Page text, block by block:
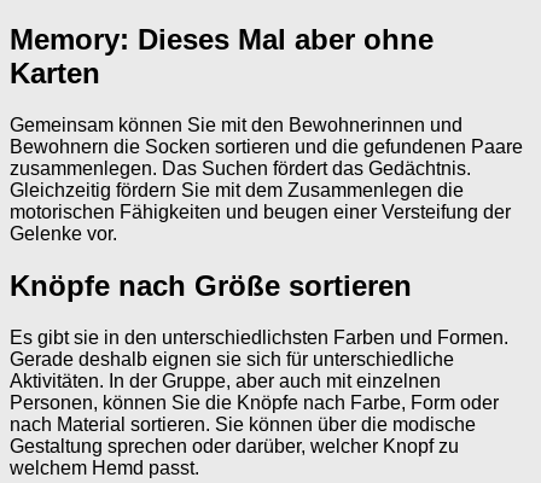
Memory: Dieses Mal aber ohne
Karten
Gemeinsam können Sie mit den Bewohnerinnen und
Bewohnern die Socken sortieren und die gefundenen Paare
zusammenlegen. Das Suchen fördert das Gedächtnis.
Gleichzeitig fördern Sie mit dem Zusammenlegen die
motorischen Fähigkeiten und beugen einer Versteifung der
Gelenke vor.
Knöpfe nach Größe sortieren
Es gibt sie in den unterschiedlichsten Farben und Formen.
Gerade deshalb eignen sie sich für unterschiedliche
Aktivitäten. In der Gruppe, aber auch mit einzelnen
Personen, können Sie die Knöpfe nach Farbe, Form oder
nach Material sortieren. Sie können über die modische
Gestaltung sprechen oder darüber, welcher Knopf zu
welchem Hemd passt.